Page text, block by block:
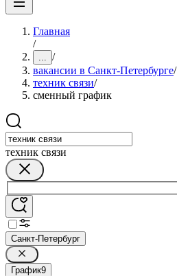
Главная
/
... /
вакансии в Санкт-Петербурге/
техник связи/
сменный график
техник связи
Санкт-Петербург
График9